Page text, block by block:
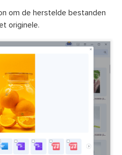
om de herstelde bestanden
originele.